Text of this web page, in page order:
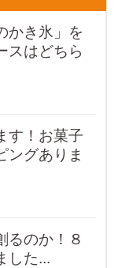
かき氷」を
スはどちら
す！お菓子
ングありま
るのか！８
した...